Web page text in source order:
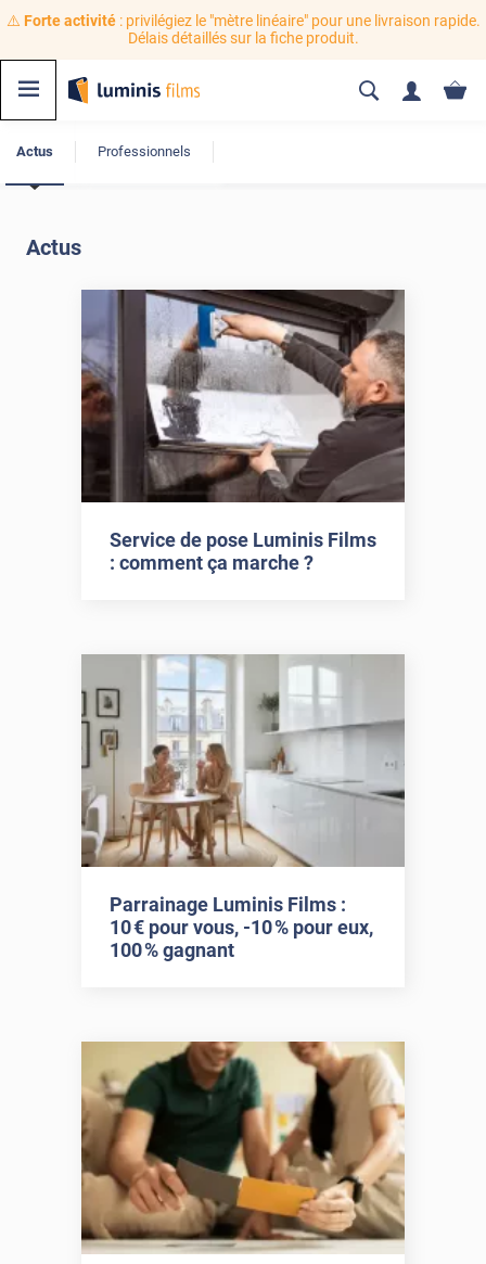
⚠️ Forte activité: privilégiez le "mètre linéaire" pour une livraison rapide.
Délais détaillés sur la fiche produit.
Actus Professionnels
Actus
Service de pose Luminis Films
: comment ça marche ?
Parrainage Luminis Films :
10 € pour vous, -10 % pour eux,
100 % gagnant